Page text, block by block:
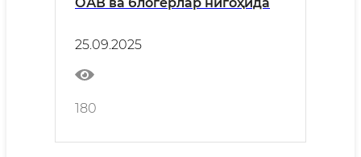
25.09.2025
180